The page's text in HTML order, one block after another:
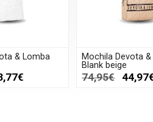
& Lomba
Mochila Devota
Blank beige
74,95€